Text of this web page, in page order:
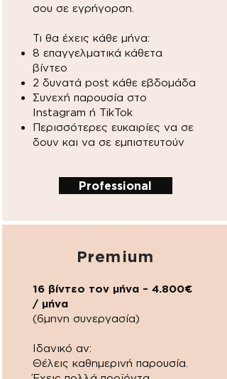
σου σε εγρήγορση.
Τι θα έχεις κάθε μήνα:
8 επαγγελματικά κάθετα
βίντεο
2 δυνατά post κάθε εβδομάδα
Συνεχή παρουσία στο
Instagram ή TikTok
Περισσότερες ευκαιρίες να σε
δουν και να σε εμπιστευτούν
Professional
Premium
16 βίντεο τον μήνα – 4.800€
/ μήνα
(6μηνη συνεργασία)
Ιδανικό αν:
Θέλεις καθημερινή παρουσία.